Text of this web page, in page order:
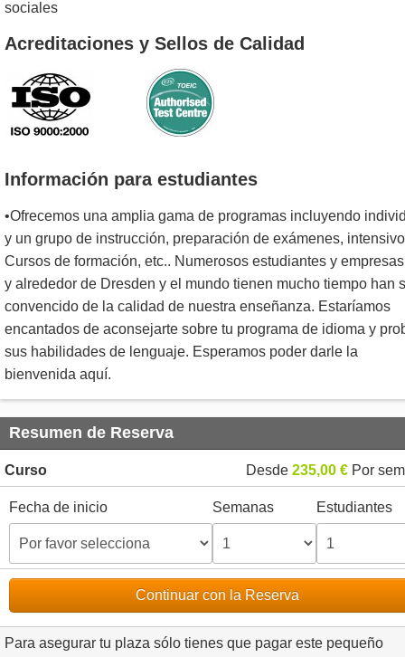
sociales
Acreditaciones y Sellos de Calidad
Información para estudiantes
•Ofrecemos una amplia gama de programas incluyendo
y un grupo de instrucción, preparación de exámenes,
Cursos de formación, etc.. Numerosos estudiantes y
y alrededor de Dresden y el mundo tienen mucho tiempo han
convencido de la calidad de nuestra enseñanza. Estaríamos
encantados de aconsejarte sobre tu programa de idioma y
sus habilidades de lenguaje. Esperamos poder darle la
bienvenida aquí.
Resumen de Reserva
Curso Desde 235,00 € Por
Fecha de inicio Semanas Estudiantes
Continuar con la Reserva
Para asegurar tu plaza sólo tienes que pagar este pequeño